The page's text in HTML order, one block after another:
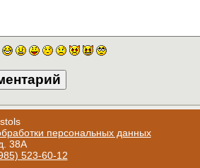
персональных данных
38А
523-60-12